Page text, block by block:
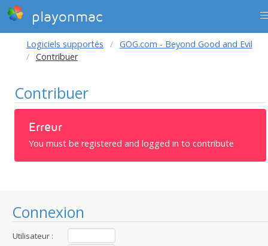
playonmac
Connexion
Utilisateur :
Logiciels supportés
GOG.com - Beyond Good and Evil
Contribuer
Contribuer
Erreur
You must be registered and logged in to contribute